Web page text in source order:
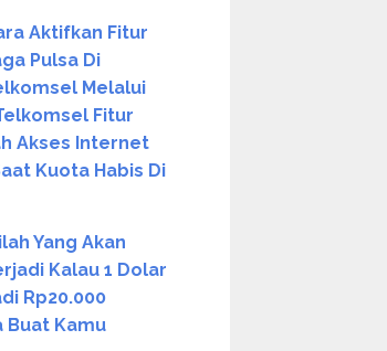
Aktifkan Fitur
Pulsa Di
Melalui
Fitur
Akses Internet
Kuota Habis Di
Yang Akan
Kalau 1 Dolar
Rp20.000
Buat Kamu